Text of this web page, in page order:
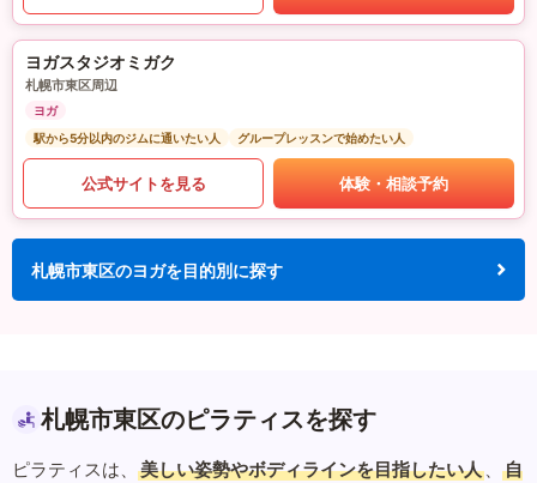
ヨガスタジオミガク
札幌市東区周辺
ヨガ
駅から5分以内のジムに通いたい人
グループレッスンで始めたい人
公式サイトを見る 体験・相談予約
札幌市東区のヨガを目的別に探す
札幌市東区のピラティスを探す
ピラティスは、 美しい姿勢やボディラインを目指したい人 、
自